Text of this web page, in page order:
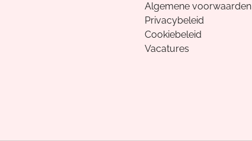
Algemene voorwaarden
Privacybeleid
Cookiebeleid
Vacatures